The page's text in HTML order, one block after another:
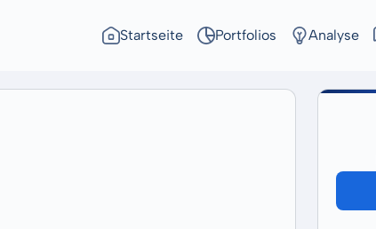
Startseite Portfolios Analyse